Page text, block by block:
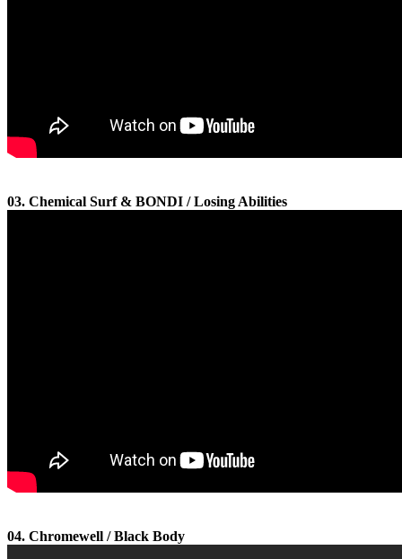
03. Chemical Surf & BONDI / Losing Abilities
04. Chromewell / Black Body